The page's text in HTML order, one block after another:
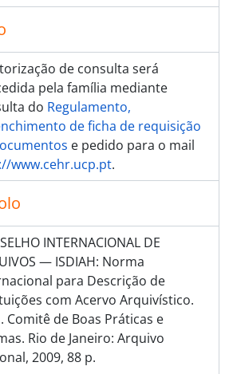
de consulta será
pela família mediante
do Regulamento,
de ficha de requisição
e pedido para o mail
www.cehr.ucp.pt.
INTERNACIONAL DE
— ISDIAH: Norma
para Descrição de
com Acervo Arquivístico.
Comitê de Boas Práticas e
Rio de Janeiro: Arquivo
2009, 88 p.